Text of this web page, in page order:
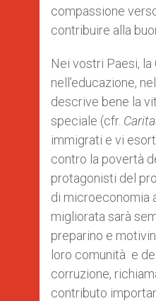
compassione
contribuire alla
Nei vostri Paesi,
nell’educazione,
descrive bene la
speciale (cfr.
immigrati e vi
contro la povertà
protagonisti del
di microeconomia
migliorata sarà
preparino e
loro comunità e
corruzione,
contributo